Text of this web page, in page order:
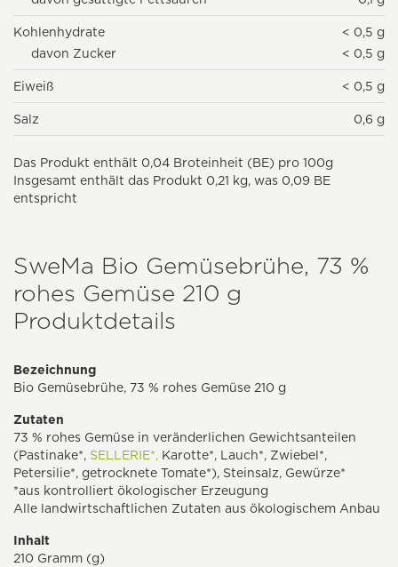
Kohlenhydrate
< 0,5 g
davon Zucker
< 0,5 g
Eiweiß < 0,5 g
Salz 0,6 g
Das Produkt enthält 0,04 Broteinheit (BE) pro 100g
Insgesamt enthält das Produkt 0,21 kg, was 0,09 BE
entspricht
SweMa Bio Gemüsebrühe, 73 %
rohes Gemüse 210 g
Produktdetails
Bezeichnung
Bio Gemüsebrühe, 73 % rohes Gemüse 210 g
Zutaten
73 % rohes Gemüse in veränderlichen Gewichtsanteilen
(Pastinake*, SELLERIE*, Karotte*, Lauch*, Zwiebel*,
Petersilie*, getrocknete Tomate*), Steinsalz, Gewürze*
*aus kontrolliert ökologischer Erzeugung
Alle landwirtschaftlichen Zutaten aus ökologischem Anbau
Inhalt
210 Gramm (g)